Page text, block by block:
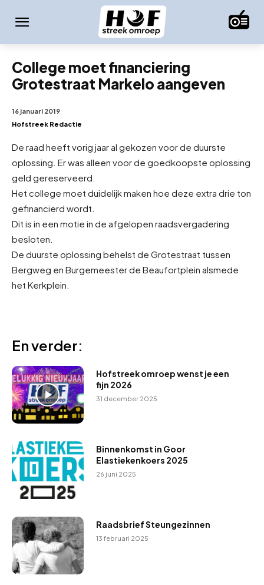
College moet financiering
Grotestraat Markelo aangeven
16 januari 2019
Hofstreek Redactie
De raad heeft vorig jaar al gekozen voor de duurste
oplossing. Er was alleen voor de goedkoopste oplossing
geld gereserveerd.
Het college moet duidelijk maken hoe deze extra drie ton
gefinancierd wordt.
Dit is in een motie in de afgelopen raadsvergadering
besloten.
De duurste oplossing behelst de Grotestraat tussen
Bergweg en Burgemeester de Beaufortplein alsmede
het Kerkplein.
En verder:
Hofstreek omroep wenst je een
fijn 2026
31 december 2025
Binnenkomst in Goor
Elastiekenkoers 2025
26 juni 2025
Raadsbrief Steungezinnen
13 februari 2025